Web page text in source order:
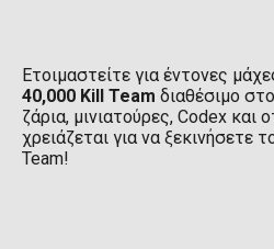
Ετοιμαστείτε για έντονες
40,000 Kill Team διαθέσιμο
ζάρια, μινιατούρες, Codex και
χρειάζεται για να ξεκινήσετε
Team!